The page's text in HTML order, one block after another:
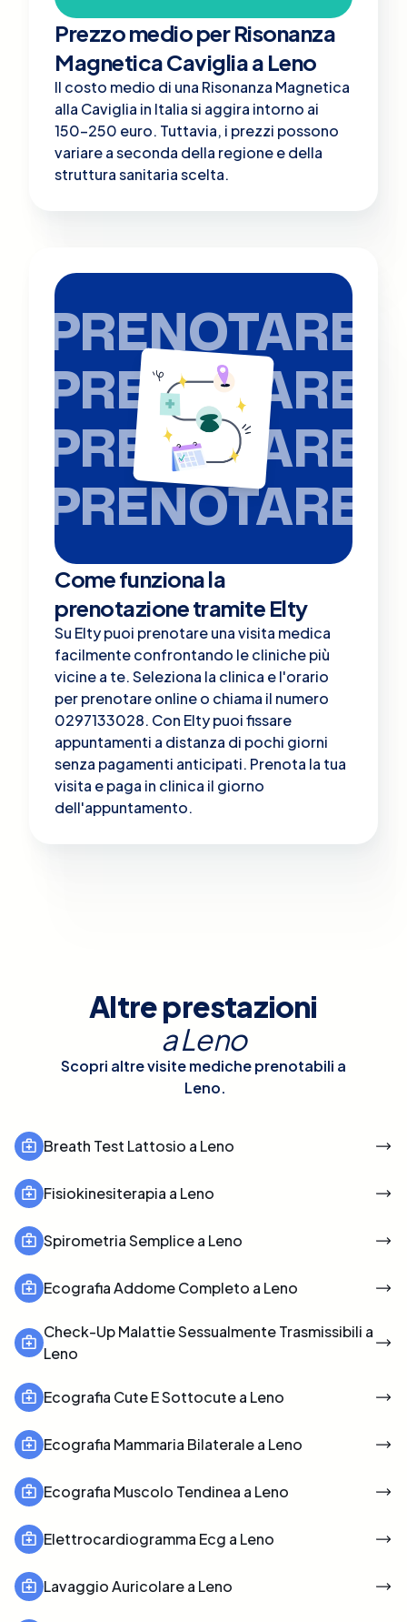
Prezzo medio per Risonanza
Magnetica Caviglia a Leno
Il costo medio di una Risonanza Magnetica
alla Caviglia in Italia si aggira intorno ai
150-250 euro. Tuttavia, i prezzi possono
variare a seconda della regione e della
struttura sanitaria scelta.
PRENOTARE
PRENOTARE
PRENOTARE
PRENOTARE
Come funziona la
prenotazione tramite Elty
Su Elty puoi prenotare una visita medica
facilmente confrontando le cliniche più
vicine a te. Seleziona la clinica e l'orario
per prenotare online o chiama il numero
0297133028. Con Elty puoi fissare
appuntamenti a distanza di pochi giorni
senza pagamenti anticipati. Prenota la tua
visita e paga in clinica il giorno
dell'appuntamento.
Altre prestazioni
aLeno
Scopri altre visite mediche prenotabili a
Leno.
Breath Test Lattosio a Leno
Fisiokinesiterapia a Leno
Spirometria Semplice a Leno
Ecografia Addome Completo a Leno
Check-Up Malattie Sessualmente Trasmissibili a
Leno
Ecografia Cute E Sottocute a Leno
Ecografia Mammaria Bilaterale a Leno
Ecografia Muscolo Tendinea a Leno
Elettrocardiogramma Ecg a Leno
Lavaggio Auricolare a Leno